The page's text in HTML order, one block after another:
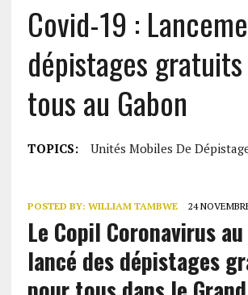
Covid-19 :
dépistages
tous au Gabon
TOPICS: Unités Mobiles De
POSTED BY: WILLIAM TAMBWE 24
Le Copil Coronavirus au
lancé des dépistages